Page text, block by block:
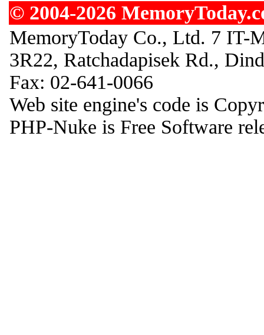
© 2004-2026
MemoryToday Co., Ltd. 7 IT-
3R22, Ratchadapisek Rd.,
Fax: 02-641-0066
Web site engine's code is
PHP-Nuke is Free Software